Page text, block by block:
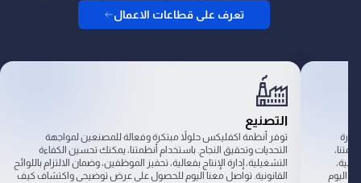
التصنيع
توفر أنظمة اكفليكس حلولاً مبتكرة وفعالة للمصنعين لمواجهة
التحديات وتحقيق النجاح. باستخدام أنظمتنا، يمكنك تحسين الكفاءة
التشغيلية، إدارة الإنتاج بفعالية، تحفيز الموظفين، وضمان الالتزام باللوائح
القانونية. تواصل معنا اليوم للحصول على عرض توضيحي واكتشاف كيف
اليوم
تعرف على قطاعات الاعمال